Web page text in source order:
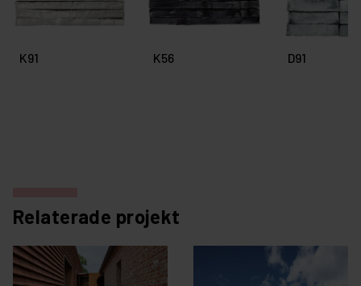
K91 K56 D91
Relaterade projekt